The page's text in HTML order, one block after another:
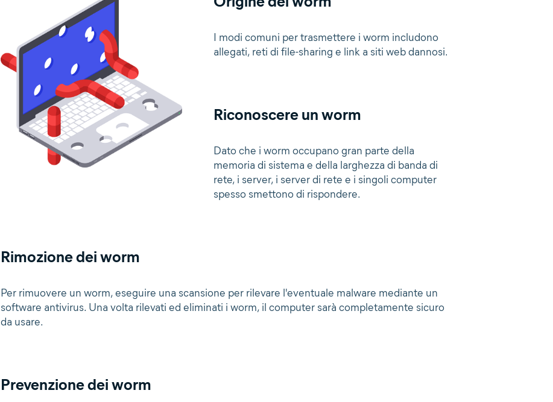
I modi comuni per trasmettere i worm includono
allegati, reti di file-sharing e link a siti web dannosi.
Riconoscere un worm
Dato che i worm occupano gran parte della
memoria di sistema e della larghezza di banda di
rete, i server, i server di rete e i singoli computer
spesso smettono di rispondere.
Rimozione dei worm
Per rimuovere un worm, eseguire una scansione per rilevare l'eventuale malware mediante un
software antivirus. Una volta rilevati ed eliminati i worm, il computer sarà completamente sicuro
da usare.
Prevenzione dei worm